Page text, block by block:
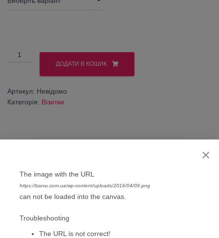
Візитка
одностороння
цифрова.
№4.
кількість
ДОДАТИ В КОШИК
Артикул: Невідомо
Категорія: Візитки
ДОДАТКОВА ІНФОРМАЦІЯ
ВІДГУКИ (0)
Візитка одностороння цифрова. Варіант №4.
The image with the URL
https://barvu.com.ua/wp-content/uploads/2016/04/09.png
can not be loaded into the canvas.
Troubleshooting
The URL is not correct!